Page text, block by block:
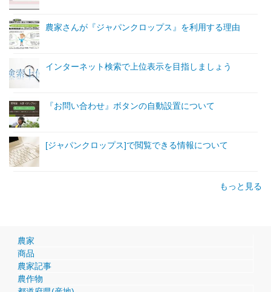
農家さんが『ジャパンクロップス』を利用する理由
インターネット検索で上位表示を目指しましょう
『お問い合わせ』ボタンの自動設置について
[ジャパンクロップス]で閲覧できる情報について
もっと見る
農家
商品
農家記事
農作物